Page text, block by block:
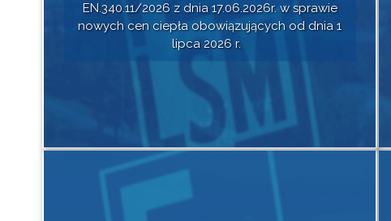
Czytaj dalej
EN.340.11/2026 z dnia 17.06.2026r. w sprawie
nowych cen ciepła obowiązujących od dnia 1
lipca 2026 r.